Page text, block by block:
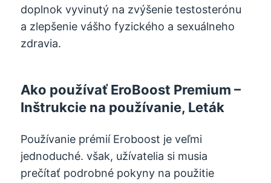
doplnok vyvinutý na zvýšenie testosterónu
a zlepšenie vášho fyzického a sexuálneho
zdravia.
Ako používať EroBoost Premium –
Inštrukcie na používanie, Leták
Používanie prémií Eroboost je veľmi
jednoduché. však, užívatelia si musia
prečítať podrobné pokyny na použitie